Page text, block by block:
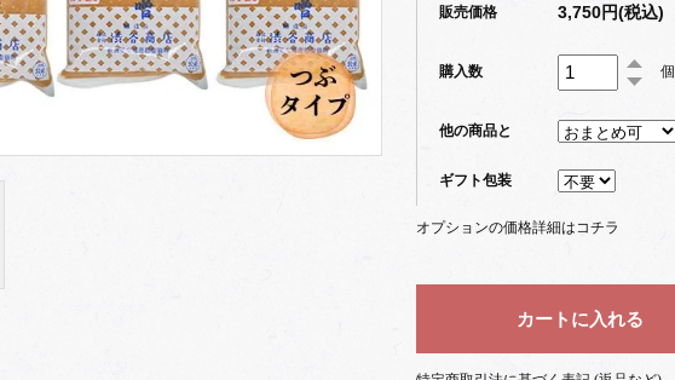
販売価格 3,750円(税込)
購入数 個
他の商品と
ギフト包装
オプションの価格詳細はコチラ